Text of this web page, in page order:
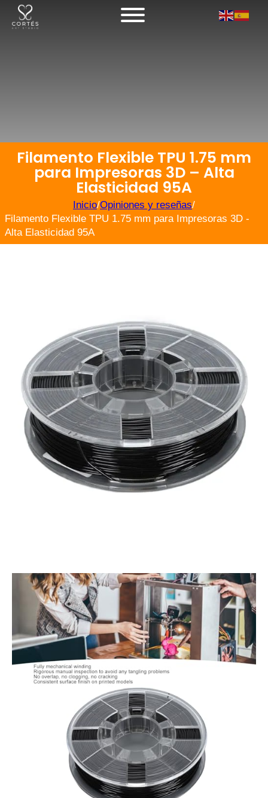
Filamento Flexible TPU 1.75 mm
para Impresoras 3D – Alta
Elasticidad 95A
Inicio/Opiniones y reseñas/
Filamento Flexible TPU 1.75 mm para Impresoras 3D -
Alta Elasticidad 95A